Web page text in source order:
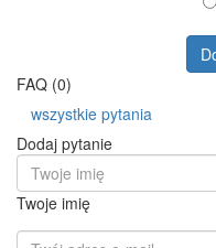
FAQ (0)
wszystkie pytania
Dodaj pytanie
Twoje imię